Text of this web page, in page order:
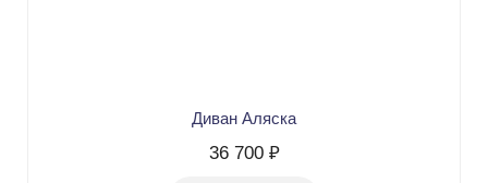
Диван Аляска
36 700 ₽